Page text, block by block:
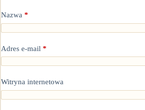
Nazwa *
Adres e-mail *
Witryna internetowa